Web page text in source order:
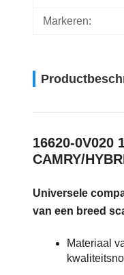
Markeren:
16620-0V020
CAMRY/
Universele
van een breed
Materiaal